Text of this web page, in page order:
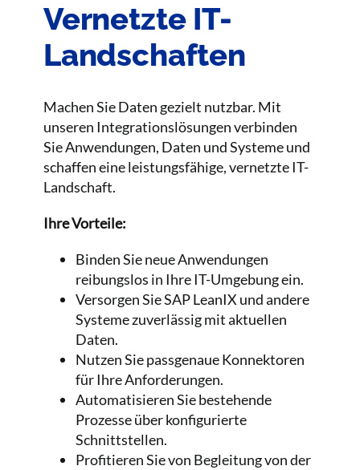
Vernetzte IT-
Landschaften
Machen Sie Daten gezielt nutzbar. Mit
unseren Integrationslösungen verbinden
Sie Anwendungen, Daten und Systeme und
schaffen eine leistungsfähige, vernetzte IT-
Landschaft.
Ihre Vorteile:
Binden Sie neue Anwendungen
reibungslos in Ihre IT-Umgebung ein.
Versorgen Sie SAP LeanIX und andere
Systeme zuverlässig mit aktuellen
Daten.
Nutzen Sie passgenaue Konnektoren
für Ihre Anforderungen.
Automatisieren Sie bestehende
Prozesse über konfigurierte
Schnittstellen.
Profitieren Sie von Begleitung von der